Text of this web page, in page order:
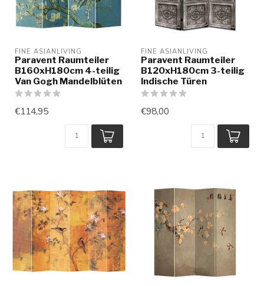
FINE ASIANLIVING
Paravent Raumteiler
B160xH180cm 4-teilig
Van Gogh Mandelblüten
€114,95
FINE ASIANLIVING
Paravent Raumteiler
B120xH180cm 3-teilig
Indische Türen
€98,00